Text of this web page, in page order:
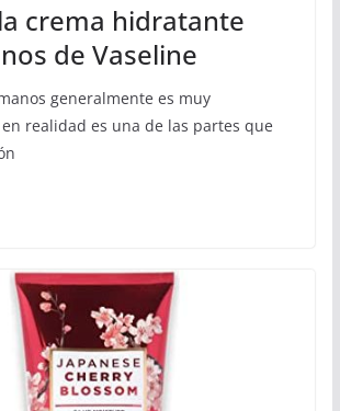
crema hidratante
de Vaseline
generalmente es muy
realidad es una de las partes que